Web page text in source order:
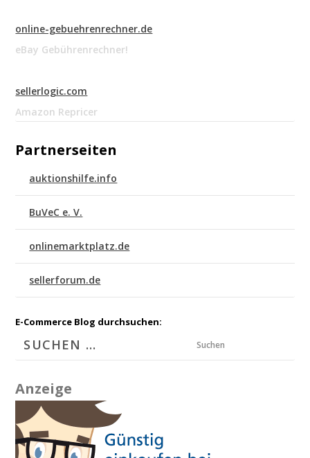
online-gebuehrenrechner.de
eBay Gebührenrechner!
sellerlogic.com
Amazon Repricer
Partnerseiten
auktionshilfe.info
BuVeC e. V.
onlinemarktplatz.de
sellerforum.de
E-Commerce Blog durchsuchen:
Suchen
Anzeige